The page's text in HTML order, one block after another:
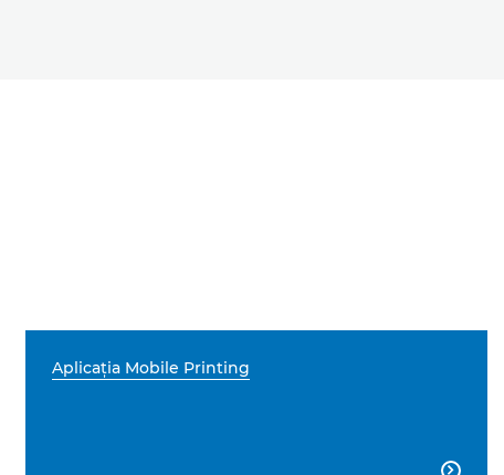
Aplicaţia Mobile Printing
